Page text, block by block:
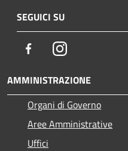
SEGUICI SU
FacebookInstagram
AMMINISTRAZIONE
Organi di Governo
Aree Amministrative
Uffici